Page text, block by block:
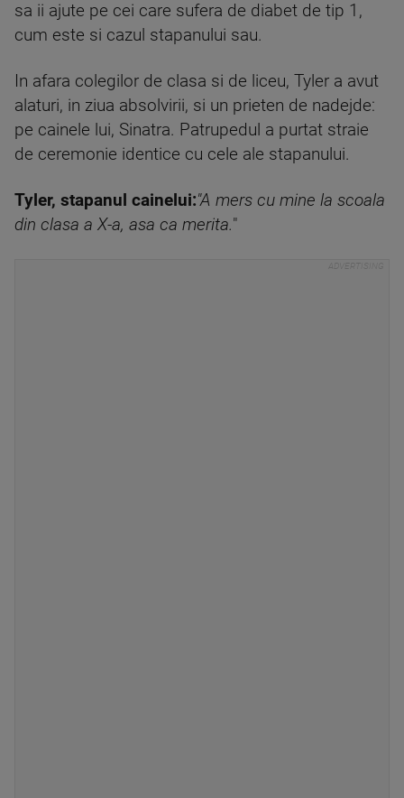
sa ii ajute pe cei care sufera de diabet de tip 1,
cum este si cazul stapanului sau.
In afara colegilor de clasa si de liceu, Tyler a avut
alaturi, in ziua absolvirii, si un prieten de nadejde:
pe cainele lui, Sinatra. Patrupedul a purtat straie
de ceremonie identice cu cele ale stapanului.
Tyler, stapanul cainelui:"A mers cu mine la scoala
din clasa a X-a, asa ca merita."